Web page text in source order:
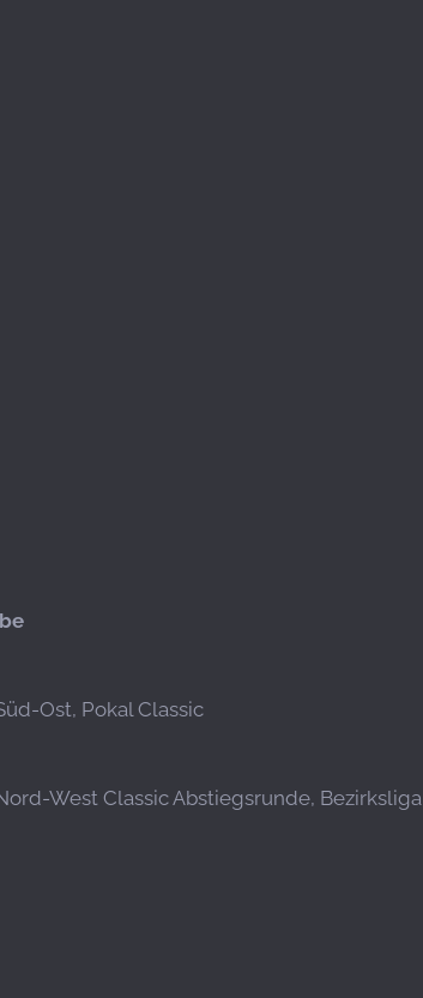
Ost, Pokal Classic
West Classic Abstiegsrunde,